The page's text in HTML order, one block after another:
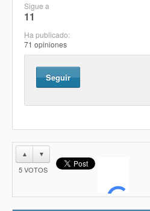
Sigue a
11
Ha publicado:
71 opiniones
Seguir
▲ ▼
5VOTOS